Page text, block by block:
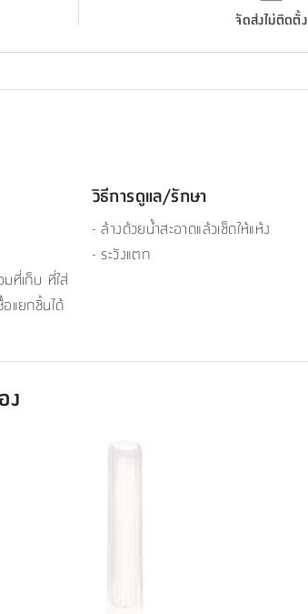
จัดส่งไม่ติดตั้ง
ที่เก็บ ที่ใส่
แยกชิ้นได้
วิธีการดูแล/รักษา
- ล้างด้วยน้ำสะอาดแล้วเช็ดให้แห้ง
- ระวังแตก
ง